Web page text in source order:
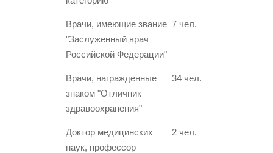
Врачи, имеющие звание
"Заслуженный врач
Российской Федерации"
7 чел.
Врачи, награжденные
знаком "Отличник
здравоохранения"
34 чел.
Доктор медицинских
наук, профессор
2 чел.